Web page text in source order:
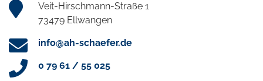
Veit-Hirschmann-Straße 1
73479 Ellwangen
info@ah-schaefer.de
0 79 61 / 55 025